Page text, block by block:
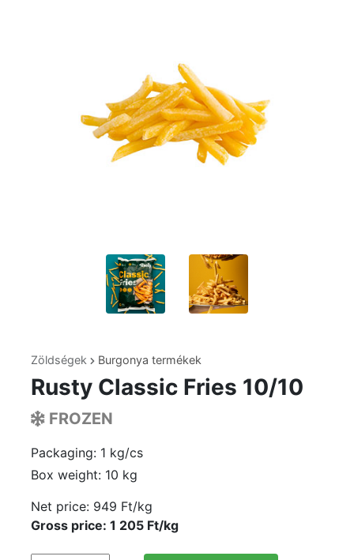
Zöldségek Burgonya termékek
Rusty Classic Fries 10/10
FROZEN
Packaging: 1 kg/cs
Box weight: 10 kg
Net price: 949 Ft/kg
Gross price: 1 205 Ft/kg